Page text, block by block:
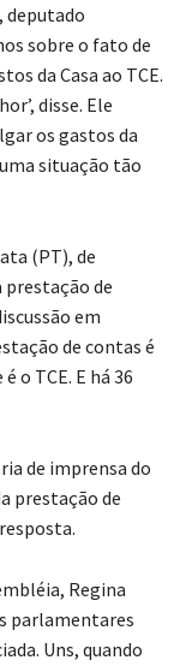
deputado
sobre o fato de
da Casa ao TCE.
disse. Ele
os gastos da
situação tão
(PT), de
de
em
de contas é
o TCE. E há 36
de imprensa do
prestação de
Regina
parlamentares
Uns, quando